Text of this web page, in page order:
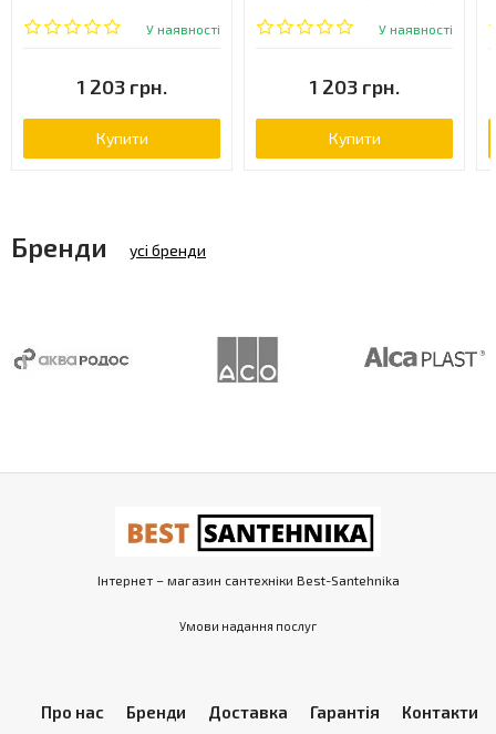
У наявності
1 203 грн.
Купити
У наявності
1 203 грн.
Купити
Бренди усі бренди
Інтернет – магазин сантехніки Best-Santehnika
Умови надання послуг
Про нас Бренди Доставка Гарантія Контакти